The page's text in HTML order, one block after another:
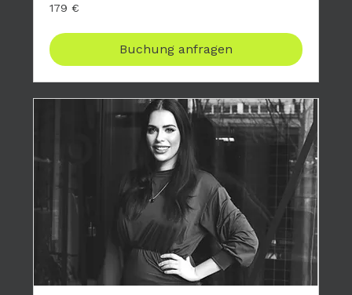
Euro
179 €
Buchung anfragen